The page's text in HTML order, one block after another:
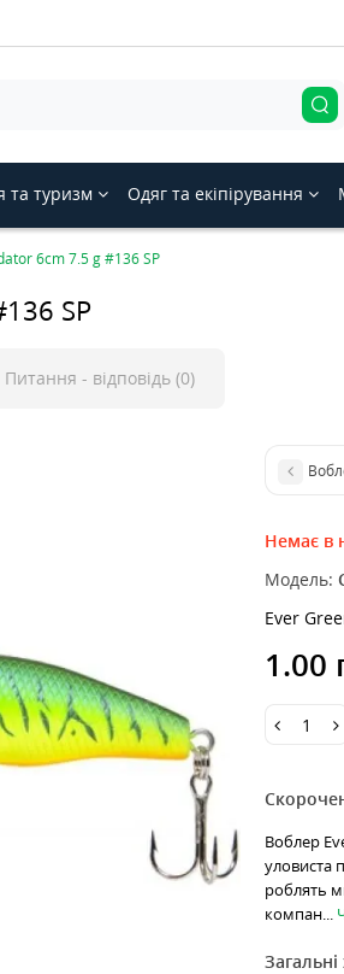
та туризм Одяг та екіпірування
6cm 7.5 g #136 SP
SP
Питання - відповідь (0)
Немає в
Модель:
Ever
1.00
Воблер
уловиста
роблять
компан...